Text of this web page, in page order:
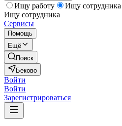
Ищу работу
Ищу сотрудника
Ищу сотрудника
Сервисы
Помощь
Ещё
Поиск
Беково
Войти
Войти
Зарегистрироваться